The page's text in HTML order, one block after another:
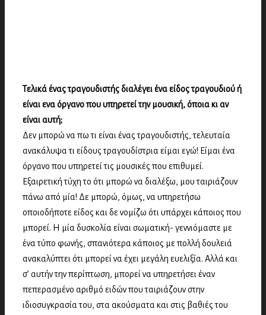
Τελικά ένας τραγουδιστής διαλέγει ένα είδος τραγουδιού ή
είναι ενα όργανο που υπηρετεί την μουσική, όποια κι αν
είναι αυτή;
Δεν μπορώ να πω τι είναι ένας τραγουδιστής, τελευταία
ανακάλυψα τι είδους τραγουδίστρια είμαι εγώ! Είμαι ένα
όργανο που υπηρετεί τις μουσικές που επιθυμεί.
Εξαιρετική τύχη το ότι μπορώ να διαλέξω, μου ταιριάζουν
πάνω από μία! Δε μπορώ, όμως, να υπηρετήσω
οποιοδήποτε είδος και δε νομίζω ότι υπάρχει κάποιος που
μπορεί. Η μία δυσκολία είναι σωματική- γεννιόμαστε με
ένα τύπο φωνής, σπανιότερα κάποιος με πολλή δουλειά
ανακαλύπτει ότι μπορεί να έχει μεγάλη ευελιξία. Αλλά και
σ’ αυτήν την περίπτωση, μπορεί να υπηρετήσει έναν
πεπερασμένο αριθμό ειδών που ταιριάζουν στην
ιδιοσυγκρασία του, στα ακούσματα και στις βαθιές του